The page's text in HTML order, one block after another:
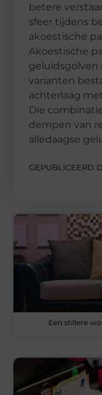
betere
sfeer tijdens
akoestische
Akoestische
geluidsgolven
varianten
achterlaag
Die
dempen van
alledaagse
GEPUBLICEERD
Een stillere